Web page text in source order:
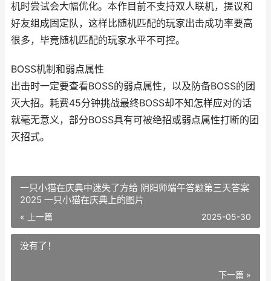
机时尝试会大幅优化。本作目前不支持双人联机，提议和
好友组成固定队，这样比随机匹配的玩家出击成功率要高
很多，毕竟随机匹配的玩家水平不可控。
BOSS机制和弱点属性
出击时一定要查看BOSS的弱点属性，以及防备BOSS的团
灭大招。耗费45分钟挑战最终BOSS却不知怎样应对的话
就毫无意义，部分BOSS具有可被绝招或弱点属性打断的团
灭招式。
一只小猫在庆典中迷失了方给 阴阳师端午答题第三天答案
2025 一只小猫在庆典上的图片
« 上一篇 2025-05-30
没有了！
下一篇 »